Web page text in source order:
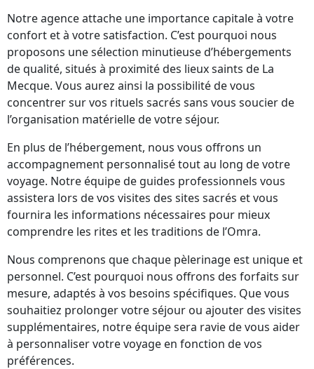
Notre agence attache une importance capitale à votre
confort et à votre satisfaction. C’est pourquoi nous
proposons une sélection minutieuse d’hébergements
de qualité, situés à proximité des lieux saints de La
Mecque. Vous aurez ainsi la possibilité de vous
concentrer sur vos rituels sacrés sans vous soucier de
l’organisation matérielle de votre séjour.
En plus de l’hébergement, nous vous offrons un
accompagnement personnalisé tout au long de votre
voyage. Notre équipe de guides professionnels vous
assistera lors de vos visites des sites sacrés et vous
fournira les informations nécessaires pour mieux
comprendre les rites et les traditions de l’Omra.
Nous comprenons que chaque pèlerinage est unique et
personnel. C’est pourquoi nous offrons des forfaits sur
mesure, adaptés à vos besoins spécifiques. Que vous
souhaitiez prolonger votre séjour ou ajouter des visites
supplémentaires, notre équipe sera ravie de vous aider
à personnaliser votre voyage en fonction de vos
préférences.